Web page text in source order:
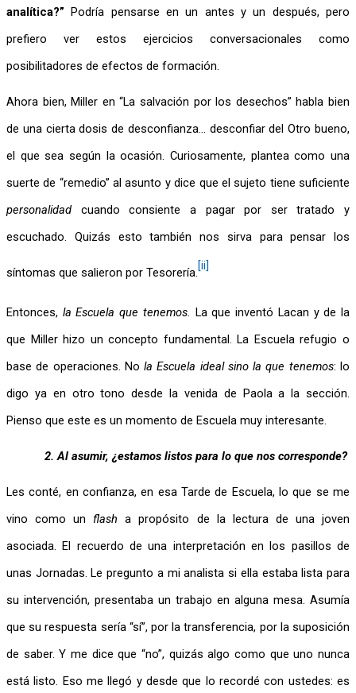
analítica?” Podría pensarse en un antes y un después, pero
prefiero ver estos ejercicios conversacionales como
posibilitadores de efectos de formación.
Ahora bien, Miller en “La salvación por los desechos” habla bien
de una cierta dosis de desconfianza… desconfiar del Otro bueno,
el que sea según la ocasión. Curiosamente, plantea como una
personalidad cuando consiente a pagar por ser tratado y
escuchado. Quizás esto también nos sirva para pensar los
síntomas que salieron por Tesorería.[ii]
Entonces, la Escuela que tenemos. La que inventó Lacan y de la
que Miller hizo un concepto fundamental. La Escuela refugio o
base de operaciones. No la Escuela ideal sino la que tenemos: lo
digo ya en otro tono desde la venida de Paola a la sección.
Pienso que este es un momento de Escuela muy interesante.
2. Al asumir, ¿estamos listos para lo que nos corresponde?
Les conté, en confianza, en esa Tarde de Escuela, lo que se me
vino como un flash a propósito de la lectura de una joven
asociada. El recuerdo de una interpretación en los pasillos de
unas Jornadas. Le pregunto a mi analista si ella estaba lista para
su intervención, presentaba un trabajo en alguna mesa. Asumía
que su respuesta sería “sí”, por la transferencia, por la suposición
de saber. Y me dice que “no”, quizás algo como que uno nunca
está listo. Eso me llegó y desde que lo recordé con ustedes: es